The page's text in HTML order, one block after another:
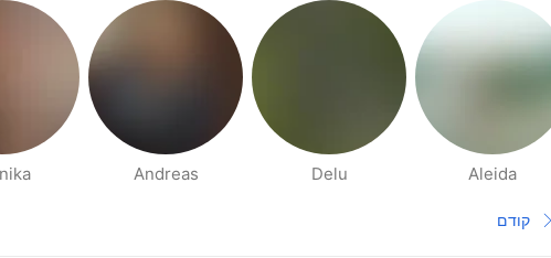
Aleida
Delu
Andreas
עמוד קודם
קודם